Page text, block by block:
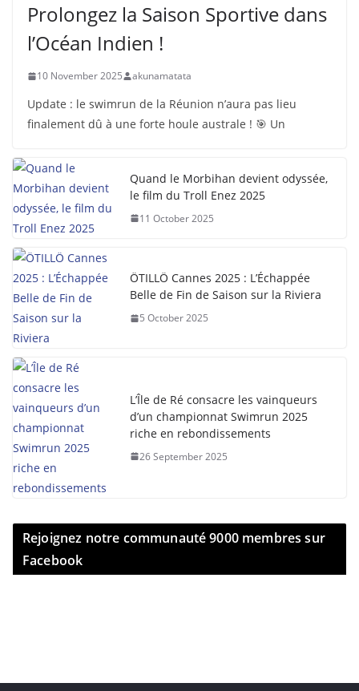
Prolongez la Saison Sportive dans
l’Océan Indien !
10 November 2025 akunamatata
Update : le swimrun de la Réunion n’aura pas lieu
finalement dû à une forte houle australe ! 🎯 Un
Quand le Morbihan devient odyssée,
le film du Troll Enez 2025
11 October 2025
ÖTILLÖ Cannes 2025 : L’Échappée
Belle de Fin de Saison sur la Riviera
5 October 2025
L’Île de Ré consacre les vainqueurs
d’un championnat Swimrun 2025
riche en rebondissements
26 September 2025
Rejoignez notre communauté 9000 membres sur
Facebook